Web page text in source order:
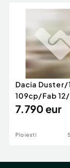
Animale de
Afaceri și
Inchiriere
Utilaje
Piese auto si
Dacia Duster
Dacia Duster/
109cp/Fab
/Euro 5/
7.790 eur
Ploiesti